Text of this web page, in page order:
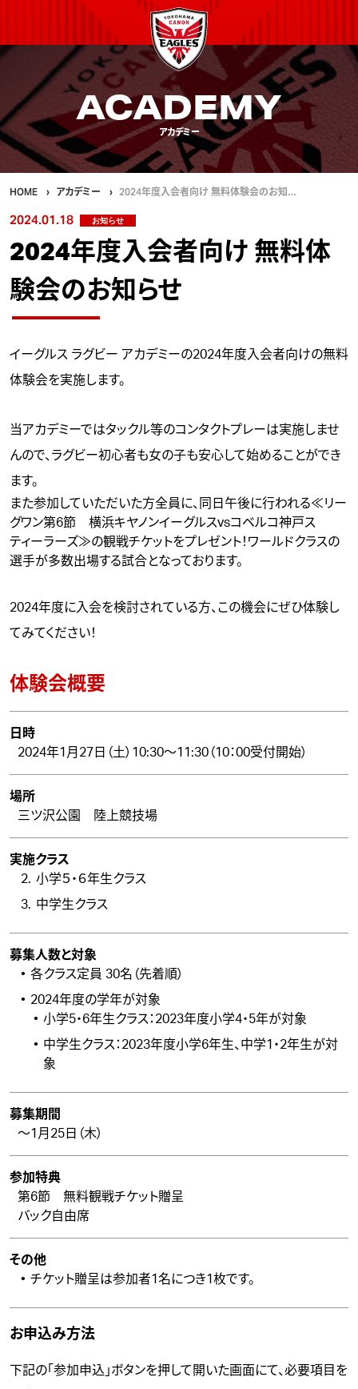
ACADEMY
アカデミー
HOME アカデミー 2024年度入会者向け 無料体験会のお知…
2024.01.18 お知らせ
2024年度入会者向け 無料体
験会のお知らせ
イーグルス ラグビー アカデミーの2024年度入会者向けの無料
体験会を実施します。
当アカデミーではタックル等のコンタクトプレーは実施しませ
んので、ラグビー初心者も女の子も安心して始めることができ
ます。
また参加していただいた方全員に、同日午後に行われる≪リー
グワン第6節 横浜キヤノンイーグルスvsコベルコ神戸ス
ティーラーズ≫の観戦チケットをプレゼント！ワールドクラスの
選手が多数出場する試合となっております。
2024年度に入会を検討されている方、この機会にぜひ体験し
てみてください！
体験会概要
日時
2024年1月27日（土）10:30～11:30（10：00受付開始）
場所
三ツ沢公園 陸上競技場
実施クラス
小学５・６年生クラス
中学生クラス
募集人数と対象
各クラス定員 30名（先着順）
2024年度の学年が対象
小学5・6年生クラス：2023年度小学4・5年が対象
中学生クラス：2023年度小学6年生、中学1・2年生が対
象
募集期間
～1月25日（木）
参加特典
第6節 無料観戦チケット贈呈
バック自由席
その他
チケット贈呈は参加者1名につき1枚です。
お申込み方法
下記の「参加申込」ボタンを押して開いた画面にて、必要項目を